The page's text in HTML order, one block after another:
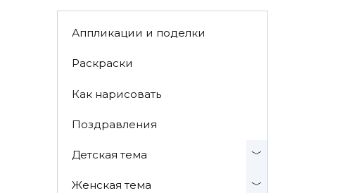
Аппликации и поделки
Раскраски
Как нарисовать
Поздравления
Детская тема
Женская тема